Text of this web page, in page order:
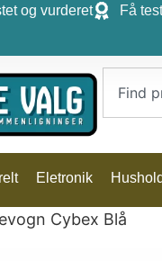
og vurderet Få
Eletronik
Cybex Blå